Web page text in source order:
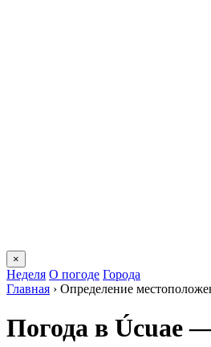
×
Неделя О погоде Города
Главная › Определение
Погода в Úcuaе